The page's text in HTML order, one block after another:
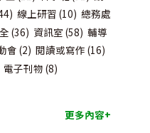
線上研習 (10) 總務處
(36) 資訊室 (58) 輔導
會 (2) 閱讀或寫作 (16)
電子刊物 (8)
更多內容+